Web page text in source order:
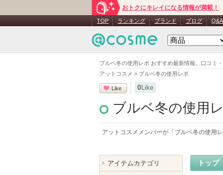
ブルベ冬の使用レポ おすすめ最新情報。口コミ
アットコスメ > ブルベ冬の使用レポ
おトクにキレイになる情報が満載！
TOP ランキング ブランド ブログ Q&A
Like 0Like
ブルベ冬の使用
アットコスメメンバーが「 ブルベ冬の使用
トップ
アイテムカテゴリ